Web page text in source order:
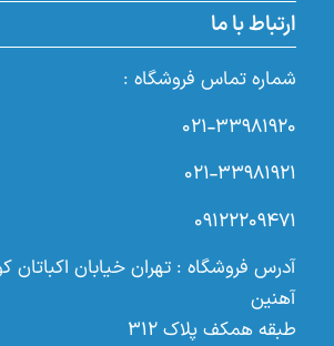
ارتباط با ما
شماره تماس فروشگاه :
۰۲۱-۳۳۹۸۱۹۲۰
۰۲۱-۳۳۹۸۱۹۲۱
۰۹۱۲۲۲۰۹۴۷۱
آدرس فروشگاه : تهران خیابان اکباتان
آهنین
طبقه همکف پلاک ۳۱۲